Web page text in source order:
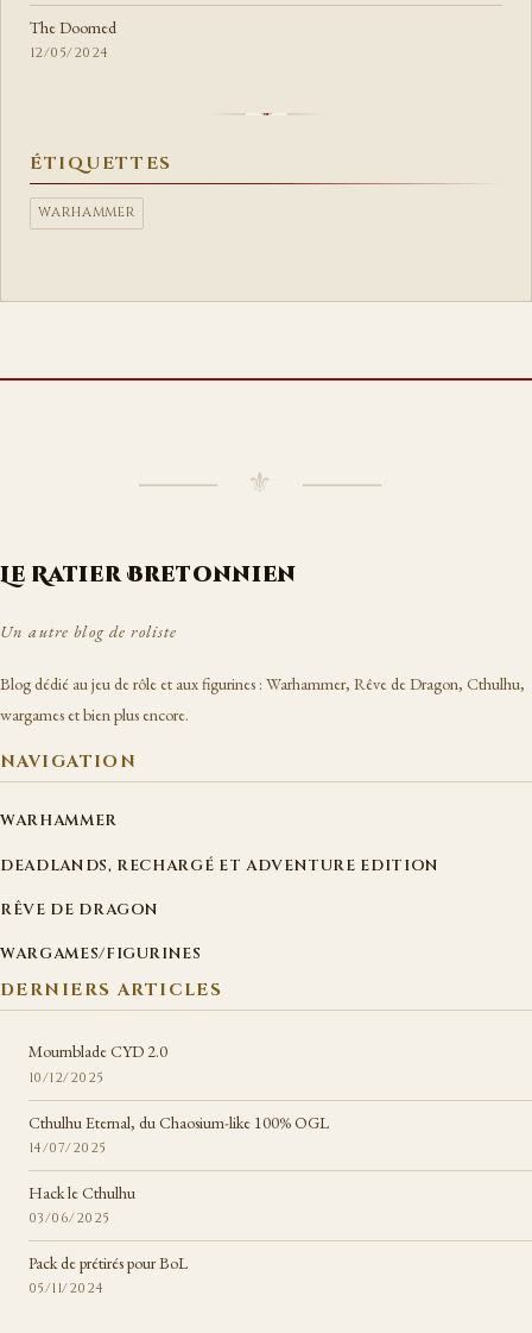
The Doomed
12/05/2024
ÉTIQUETTES
WARHAMMER
⸻ ⚜ ⸻
Le Ratier Bretonnien
Un autre blog de roliste
Blog dédié au jeu de rôle et aux figurines : Warhammer, Rêve de Dragon, Cthulhu,
wargames et bien plus encore.
NAVIGATION
WARHAMMER
DEADLANDS, RECHARGÉ ET ADVENTURE EDITION
RÊVE DE DRAGON
WARGAMES/FIGURINES
DERNIERS ARTICLES
Mournblade CYD 2.0
10/12/2025
Cthulhu Eternal, du Chaosium-like 100% OGL
14/07/2025
Hack le Cthulhu
03/06/2025
Pack de prétirés pour BoL
05/11/2024